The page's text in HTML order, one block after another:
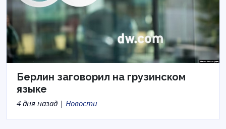
Берлин заговорил на грузинском
языке
4 дня назад | Новости